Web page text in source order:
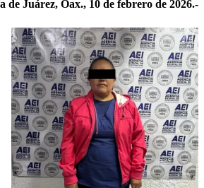
de Juárez, Oax., 10 de febrero de 2026.-